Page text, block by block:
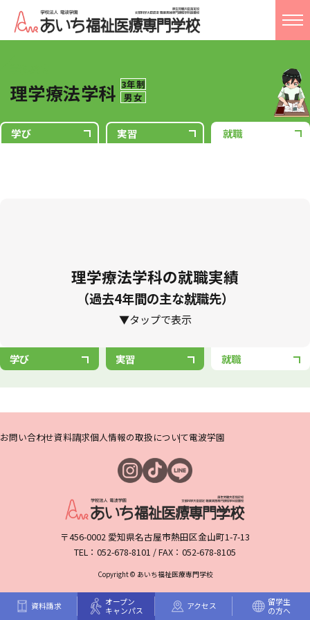
学科案内
入試情報
訪問者別メニュー
理学療法学科3年制
男女
学び 実習 就職
理学療法学科の就職実績
（過去4年間の主な就職先）
▼タップで表示
学び 実習 就職
お問い合わせ資料請求個人情報の取扱について電波学園
〒456-0002 愛知県名古屋市熱田区金山町1-7-13
TEL：052-678-8101 / FAX：052-678-8105
Copyright © あいち福祉医療専門学校
資料請求
オープン
キャンパス
アクセス
留学生
の方へ